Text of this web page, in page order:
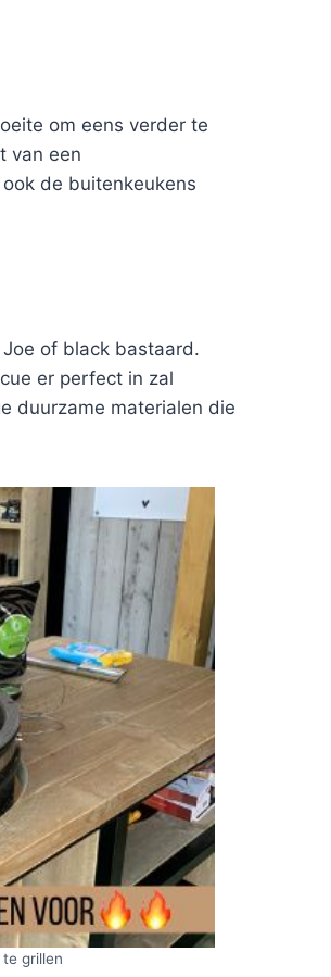
om eens verder te
van een
de buitenkeukens
of black bastaard.
er perfect in zal
duurzame materialen die
grillen